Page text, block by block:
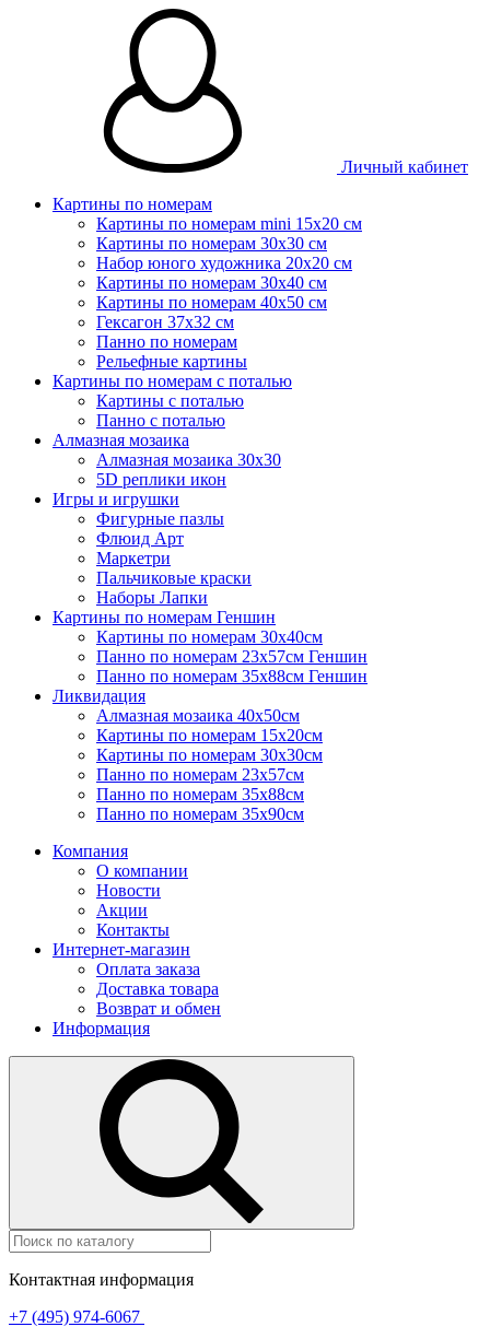
Личный кабинет
Картины по номерам
Картины по номерам mini 15х20 см
Картины по номерам 30x30 см
Набор юного художника 20х20 см
Картины по номерам 30х40 см
Картины по номерам 40х50 см
Гексагон 37х32 см
Панно по номерам
Рельефные картины
Картины по номерам с поталью
Картины с поталью
Панно с поталью
Алмазная мозаика
Алмазная мозаика 30х30
5D реплики икон
Игры и игрушки
Фигурные пазлы
Флюид Арт
Маркетри
Пальчиковые краски
Наборы Лапки
Картины по номерам Геншин
Картины по номерам 30х40см
Панно по номерам 23х57см Геншин
Панно по номерам 35х88см Геншин
Ликвидация
Алмазная мозаика 40х50см
Картины по номерам 15х20см
Картины по номерам 30х30см
Панно по номерам 23х57см
Панно по номерам 35х88см
Панно по номерам 35х90см
Компания
О компании
Новости
Акции
Контакты
Интернет-магазин
Оплата заказа
Доставка товара
Возврат и обмен
Информация
Контактная информация
+7 (495) 974-6067